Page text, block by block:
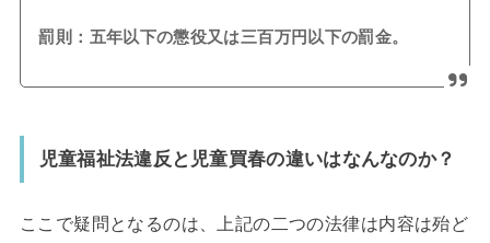
罰則：五年以下の懲役又は三百万円以下の罰金。
児童福祉法違反と児童買春の違いはなんなのか？
ここで疑問となるのは、上記の二つの法律は内容は殆ど